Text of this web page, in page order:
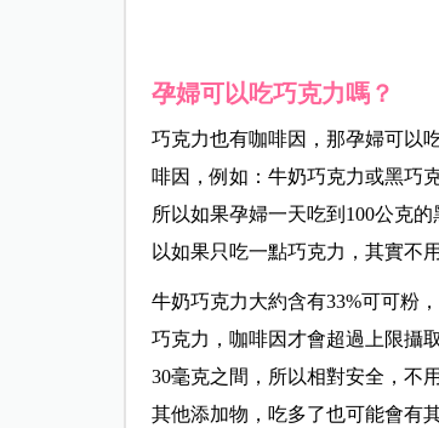
孕婦可以吃巧克力嗎？
巧克力也有咖啡因，那孕婦可以
啡因，例如：牛奶巧克力或黑巧
所以如果孕婦一天吃到100公克
以如果只吃一點巧克力，其實不
牛奶巧克力大約含有33%可可粉
巧克力，咖啡因才會超過上限攝
30毫克之間，所以相對安全，不
其他添加物，吃多了也可能會有